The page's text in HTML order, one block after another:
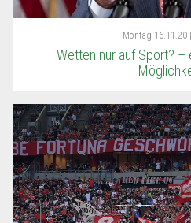
Montag 16.11.20
Wetten nur auf Sport? –